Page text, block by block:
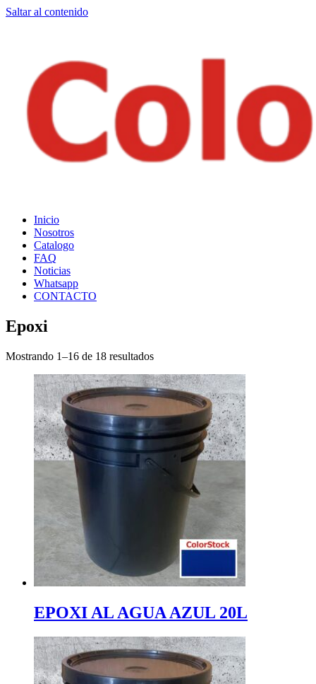
Saltar al contenido
ColorStock
Inicio
Nosotros
Catalogo
FAQ
Noticias
Whatsapp
CONTACTO
Epoxi
Mostrando 1–16 de 18 resultados
EPOXI AL AGUA AZUL 20L